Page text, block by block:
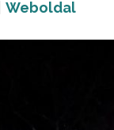
Weboldal